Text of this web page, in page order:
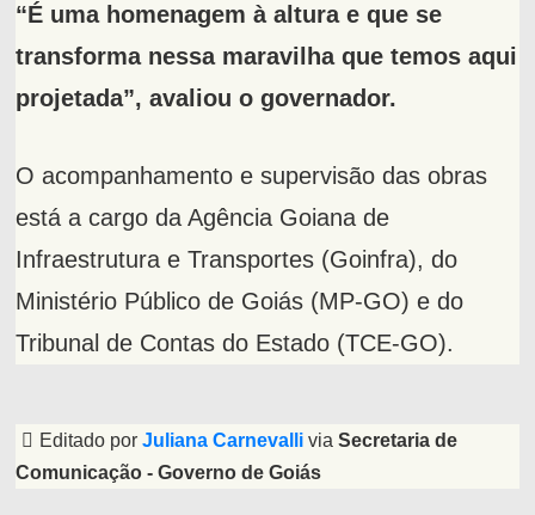
“É uma homenagem à altura e que se
transforma nessa maravilha que temos aqui
projetada”, avaliou o governador.
O acompanhamento e supervisão das obras
está a cargo da Agência Goiana de
Infraestrutura e Transportes (Goinfra), do
Ministério Público de Goiás (MP-GO) e do
Tribunal de Contas do Estado (TCE-GO).
Editado porJuliana Carnevalli viaSecretaria de
Comunicação - Governo de Goiás